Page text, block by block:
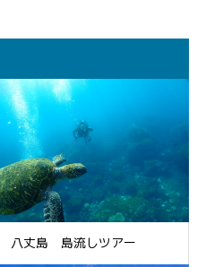
八丈島 島流しツアー